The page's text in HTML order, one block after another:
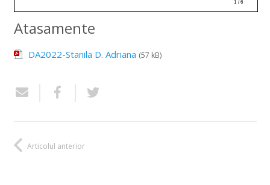
Atasamente
DA2022-Stanila D. Adriana (57 kB)
Articolul anterior